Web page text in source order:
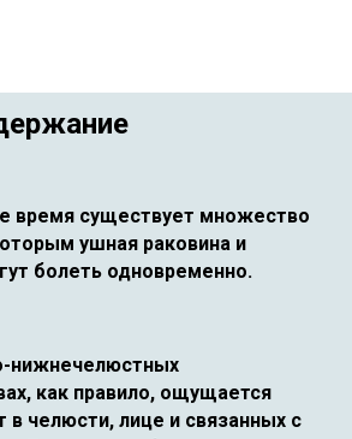
время существует множество
ушная раковина и
болеть одновременно.
нижнечелюстных
как правило, ощущается
челюсти, лице и связанных с